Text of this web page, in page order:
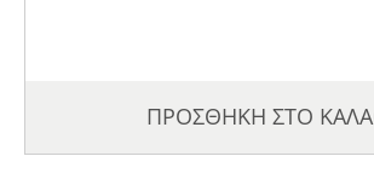
ΠΡΟΣΘΗΚΗ ΣΤΟ